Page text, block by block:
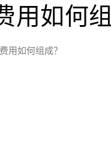
用如何组
用如何组成？